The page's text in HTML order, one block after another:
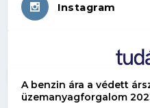
Instagram
A benzin ára a védett
üzemanyagforgalom